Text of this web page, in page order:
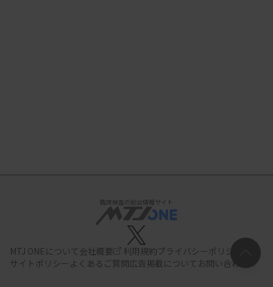
臨床検査の総合情報サイト
MTJ ONEについて会社概要 利用規約プライバシーポリシー
サイトポリシー よくあるご質問広告掲載について お問い合わせ